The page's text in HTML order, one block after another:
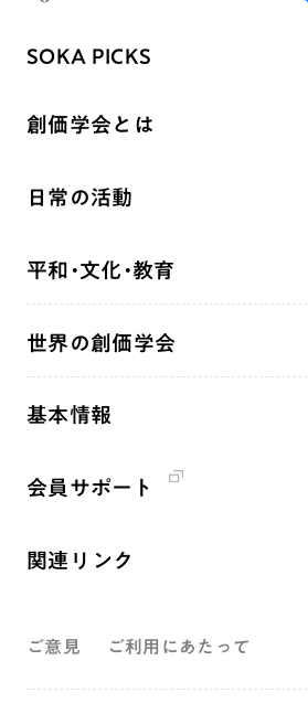
SOKA PICKS
創価学会とは
祈り
聖典
釈尊～法華経
創価学会の三代会長
第2代会長・戸田城聖先生
日常の活動
座談会
仏法を語る
年間の活動について
彼岸
平和・文化・教育
「人権文化」「ジェンダー平等」を促進
人道支援
展示活動
世界の創価学会
基本情報
創価学会 社会憲章
沿革
会員サポート
関連リンク
墓地公園・納骨堂
聖教電子版
ご意見 ご利用にあたって